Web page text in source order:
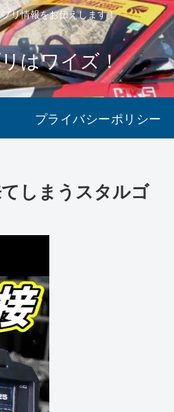
リ情報をお伝えします！
はワイズ！
プライバシーポリシー
しまうスタルゴ